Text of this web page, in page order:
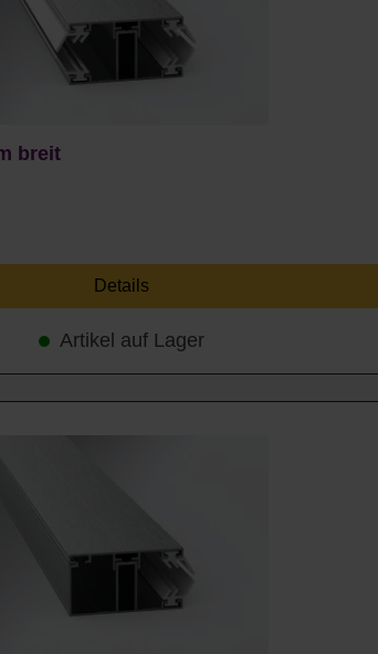
breit
Details
Artikel auf Lager